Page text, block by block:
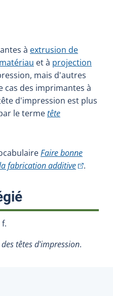
à extrusion de
et à projection
mais d'autres
cas des imprimantes à
d'impression est plus
le termetête
Faire bonne
fabrication additive(Cet
.
:
f.
des têtes d'impression.